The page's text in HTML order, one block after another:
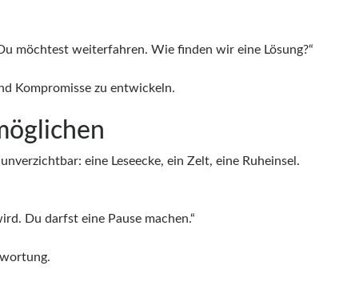
möchtest weiterfahren. Wie finden wir eine Lösung?“
Kompromisse zu entwickeln.
eine Leseecke, ein Zelt, eine Ruheinsel.
Du darfst eine Pause machen.“